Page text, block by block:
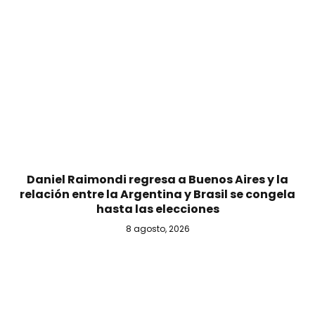
Daniel Raimondi regresa a Buenos Aires y la
relación entre la Argentina y Brasil se congela
hasta las elecciones
8 agosto, 2026